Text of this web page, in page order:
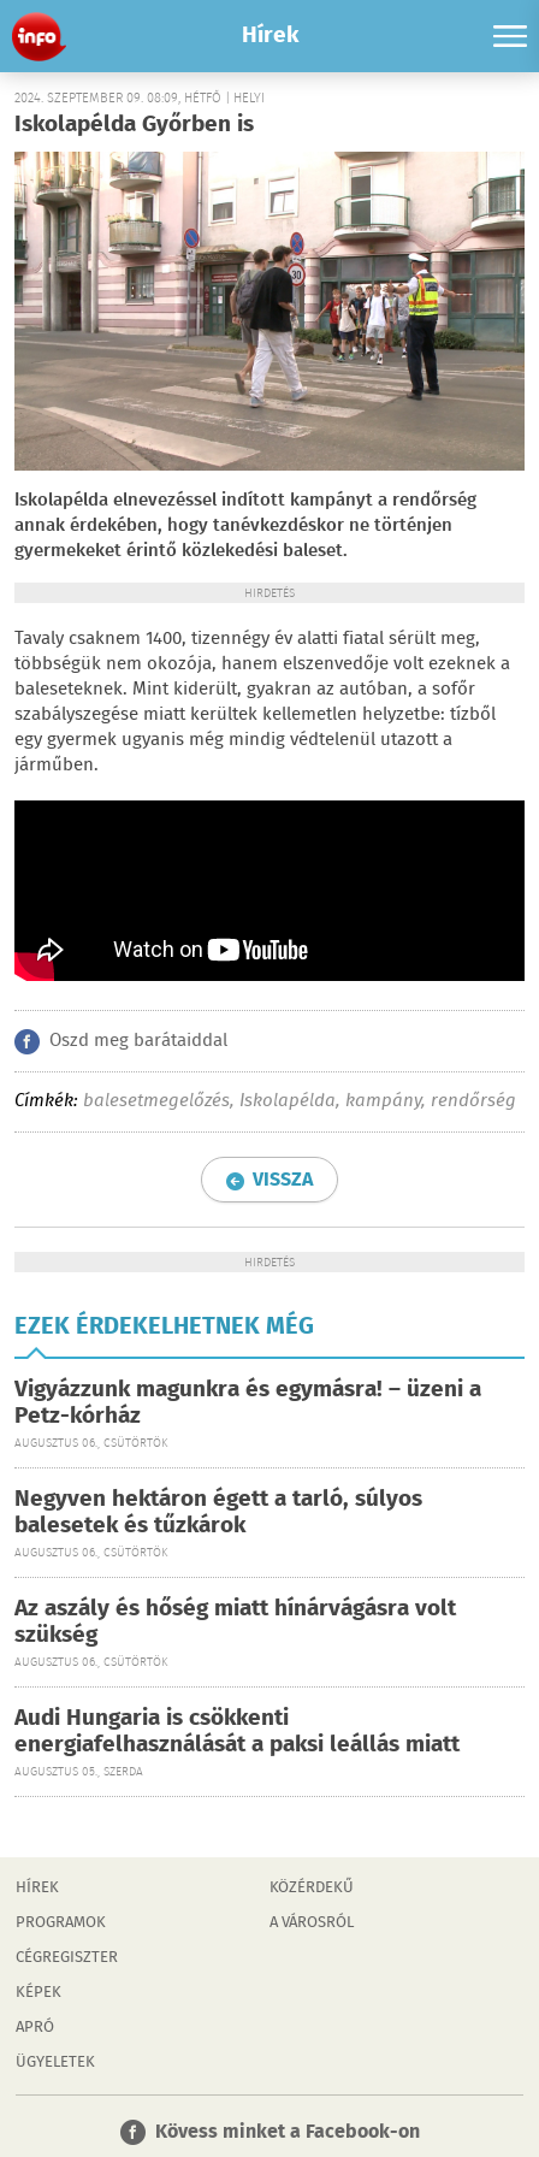
Hírek
2024. SZEPTEMBER 09. 08:09, HÉTFŐ | HELYI
Iskolapélda Győrben is
Iskolapélda elnevezéssel indított kampányt a rendőrség
annak érdekében, hogy tanévkezdéskor ne történjen
gyermekeket érintő közlekedési baleset.
HIRDETÉS
Tavaly csaknem 1400, tizennégy év alatti fiatal sérült meg,
többségük nem okozója, hanem elszenvedője volt ezeknek a
baleseteknek. Mint kiderült, gyakran az autóban, a sofőr
szabályszegése miatt kerültek kellemetlen helyzetbe: tízből
egy gyermek ugyanis még mindig védtelenül utazott a
járműben.
Oszd meg barátaiddal
Címkék: balesetmegelőzés, Iskolapélda, kampány, rendőrség
VISSZA
HIRDETÉS
EZEK ÉRDEKELHETNEK MÉG
Vigyázzunk magunkra és egymásra! – üzeni a
Petz-kórház
AUGUSZTUS 06., CSÜTÖRTÖK
Negyven hektáron égett a tarló, súlyos
balesetek és tűzkárok
AUGUSZTUS 06., CSÜTÖRTÖK
Az aszály és hőség miatt hínárvágásra volt
szükség
AUGUSZTUS 06., CSÜTÖRTÖK
Audi Hungaria is csökkenti
energiafelhasználását a paksi leállás miatt
AUGUSZTUS 05., SZERDA
HÍREK
PROGRAMOK
CÉGREGISZTER
KÉPEK
APRÓ
ÜGYELETEK
KÖZÉRDEKŰ
A VÁROSRÓL
Kövess minket a Facebook-on